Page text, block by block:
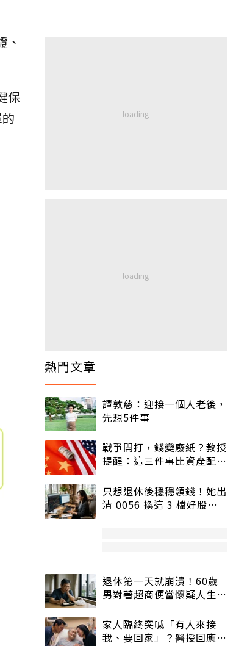
、
保
熱門文章
譚敦慈：迎接一個人老後，
先想5件事
戰爭開打，錢變廢紙？教授
提醒：這三件事比資產配置
只想退休後穩穩領錢！她出
清 0056 換這 3 檔好股：
退休第一天就崩潰！60歲
男對著超商便當懷疑人生
家人臨終突喊「有人來接
我、要回家」？醫授回應方